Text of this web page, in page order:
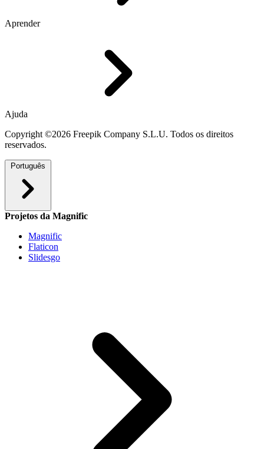
Aprender
Ajuda
Copyright ©2026 Freepik Company S.L.U. Todos os direitos
reservados.
Português
Projetos da Magnific
Magnific
Flaticon
Slidesgo